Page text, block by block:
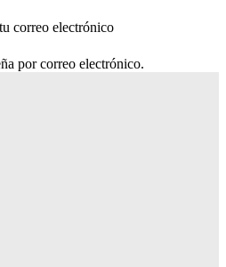
tu correo electrónico
por correo electrónico.